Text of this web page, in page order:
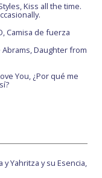
Kiss all the time.
Camisa de fuerza
Abrams, Daughter from
You, ¿Por qué me
y Yahritza y su Esencia,